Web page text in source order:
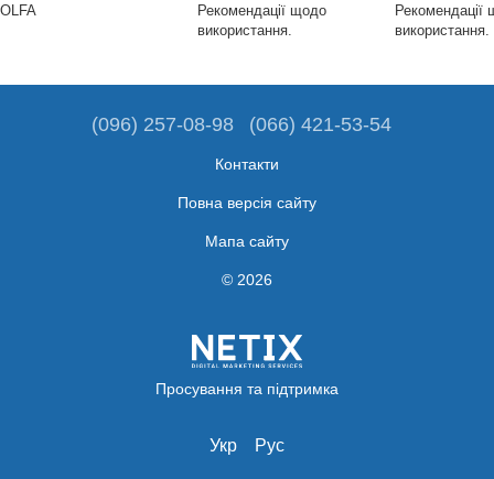
OLFA
Рекомендації щодо
використання.
Рекомендації
використання.
(096) 257-08-98 (066) 421-53-54
Контакти
Повна версія сайту
Мапа сайту
© 2026
Просування та підтримка
Укр Рус